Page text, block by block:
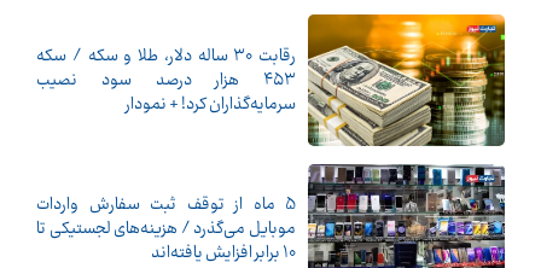
رقابت ۳۰ ساله دلار، طلا و سکه / سکه
۴۵۳ هزار درصد سود نصیب
سرمایه‌گذاران کرد! + نمودار
5 ماه از توقف ثبت سفارش واردات
موبایل می‌گذرد / هزینه‌های لجستیکی تا
10 برابر افزایش یافته‌اند